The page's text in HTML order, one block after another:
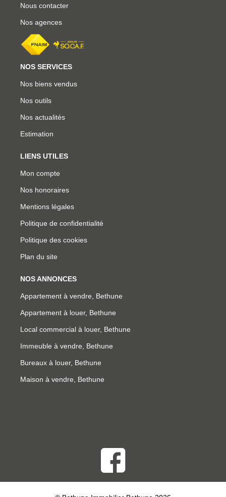
Nous contacter
Nos agences
NOS SERVICES
Nos biens vendus
Nos outils
Nos actualités
Estimation
LIENS UTILES
Mon compte
Nos honoraires
Mentions légales
Politique de confidentialité
Politique des cookies
Plan du site
NOS ANNONCES
Appartement à vendre, Bethune
Appartement à louer, Bethune
Local commercial à louer, Bethune
Immeuble à vendre, Bethune
Bureaux à louer, Bethune
Maison à vendre, Bethune